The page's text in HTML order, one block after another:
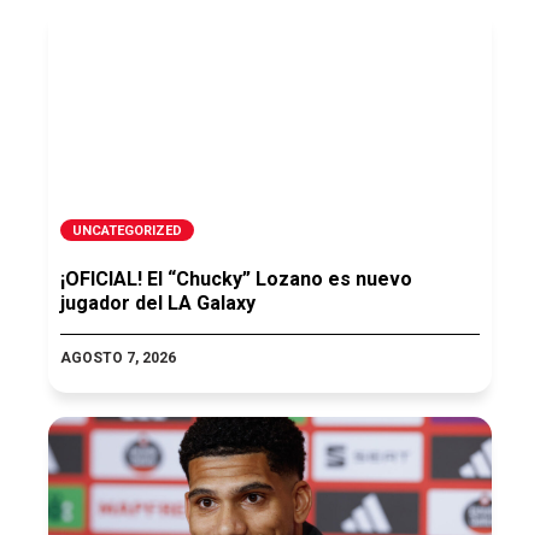
UNCATEGORIZED
¡OFICIAL! El “Chucky” Lozano es nuevo
jugador del LA Galaxy
AGOSTO 7, 2026